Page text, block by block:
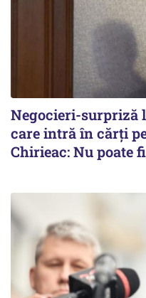
Negocieri-surpriză
care intră în cărți
Chirieac: Nu poate